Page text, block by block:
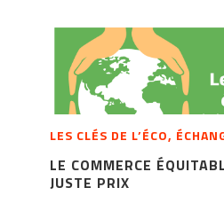
LES CLÉS DE L’ÉCO,
LE COMMERCE
JUSTE PRIX